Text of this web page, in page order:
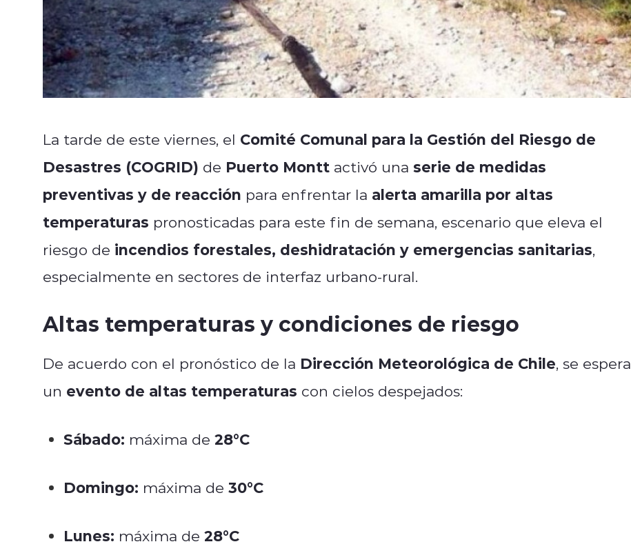
La tarde de este viernes, el Comité Comunal para la Gestión del Riesgo de
Desastres (COGRID) de Puerto Montt activó una serie de medidas
preventivas y de reacción para enfrentar la alerta amarilla por altas
temperaturas pronosticadas para este fin de semana, escenario que eleva el
riesgo de incendios forestales, deshidratación y emergencias sanitarias,
especialmente en sectores de interfaz urbano-rural.
Altas temperaturas y condiciones de riesgo
De acuerdo con el pronóstico de la Dirección Meteorológica de Chile, se espera
un evento de altas temperaturas con cielos despejados:
Sábado: máxima de 28°C
Domingo: máxima de 30°C
Lunes: máxima de 28°C